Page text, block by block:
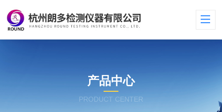
产品中心
PRODUCT CENTER